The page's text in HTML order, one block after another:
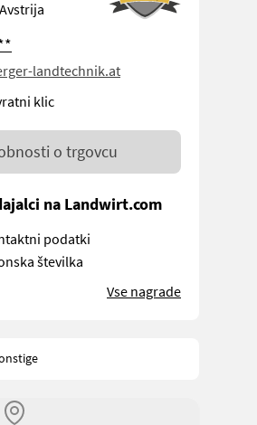
landtechnik.at
klic
o trgovcu
na Landwirt.com
podatki
številka
Vse nagrade